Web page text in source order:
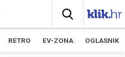
RETRO EV-ZONA OGLASNIK